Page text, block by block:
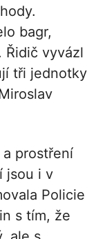
bagr,
Řidič vyvázl
tři jednotky
prostření
jsou i v
Policie
s tím, že